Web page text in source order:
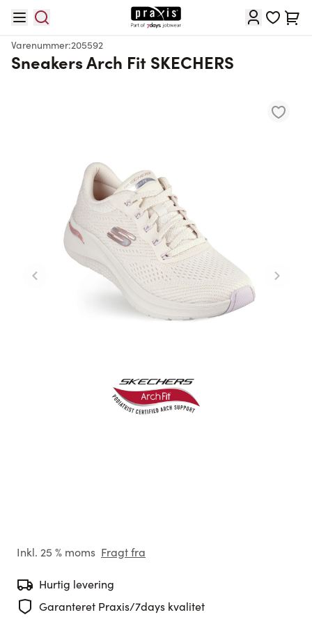
Cart
Varenummer:205592
Sneakers Arch Fit SKECHERS
Inkl. 25 % moms Fragt fra
Hurtig levering
Garanteret Praxis/7days kvalitet